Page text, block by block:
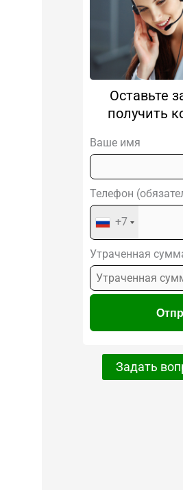
Оставьте
получить
Ваше имя
Телефон
+7
Утраченная
Задать